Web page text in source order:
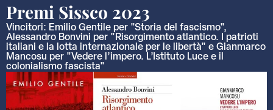
Premi Sissco 2023
Vincitori: Emilio Gentile per "Storia del fascismo",
Alessandro Bonvini per "Risorgimento atlantico. I patrioti
italiani e la lotta internazionale per le libertà" e Gianmarco
Mancosu per "Vedere l’impero. L’Istituto Luce e il
colonialismo fascista"